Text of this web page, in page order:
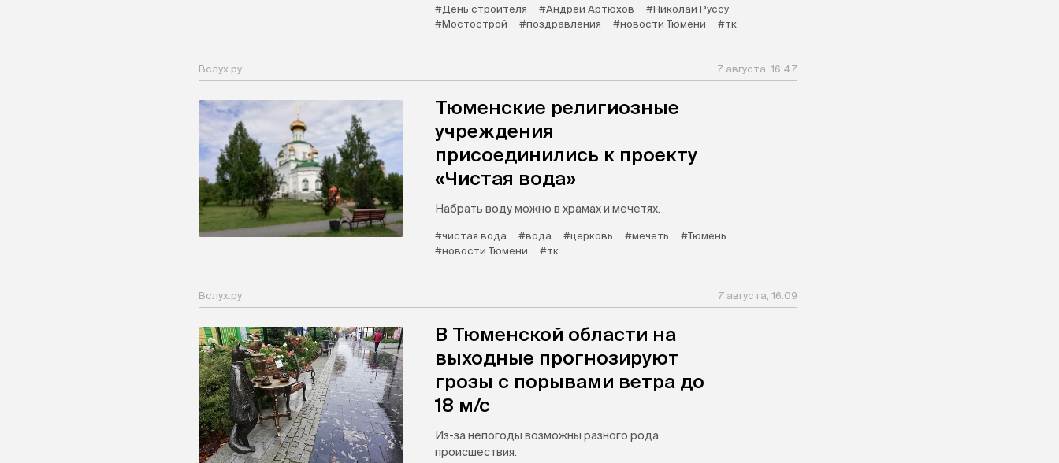
#День строителя #Андрей Артюхов
#Николай Руссу
#Мостострой
#поздравления #новости Тюмени #тк
Вслух.ру 7 августа, 16:47
Тюменские религиозные
учреждения
присоединились к проекту
«Чистая вода»
Набрать воду можно в храмах и мечетях.
#чистая вода #вода #церковь #мечеть
#Тюмень
#новости Тюмени
#тк
Вслух.ру 7 августа, 16:09
В Тюменской области на
выходные прогнозируют
грозы с порывами ветра до
18 м/с
Из-за непогоды возможны разного рода
происшествия.